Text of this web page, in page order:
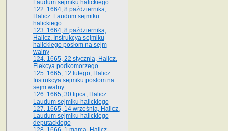
Laudum sejmiku halickiego.
122. 1664, 8 października,
Halicz. Laudum sejmiku
halickiego
123. 1664, 8 października,
Halicz. Instrukcya sejmiku
halickiego posłom na sejm
walny
124. 1665, 22 stycznia, Halicz.
Elekcya podkomorzego
125. 1665, 12 lutego, Halicz.
Instrukcya sejmiku posłom na
sejm walny
126. 1665, 30 lipca, Halicz.
Laudum sejmiku halickiego
127. 1665, 14 września, Halicz.
Laudum sejmiku halickiego
deputackiego